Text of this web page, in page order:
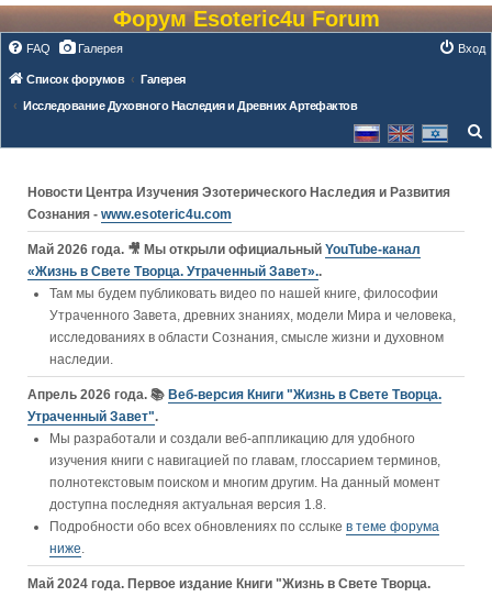
Форум Esoteric4u Forum
FAQ Галерея Вход
Список форумов
Галерея
Исследование Духовного Наследия и Древних Артефактов
Новости Центра Изучения Эзотерического Наследия и Развития
Сознания - www.esoteric4u.com
Май 2026 года. 🎥 Мы открыли официальный YouTube‑канал
«Жизнь в Свете Творца. Утраченный Завет»..
Там мы будем публиковать видео по нашей книге, философии
Утраченного Завета, древних знаниях, модели Мира и человека,
исследованиях в области Сознания, смысле жизни и духовном
наследии.
Апрель 2026 года. 📚 Веб-версия Книги "Жизнь в Свете Творца.
Утраченный Завет".
Мы разработали и создали веб-аппликацию для удобного
изучения книги c навигацией по главам, глоссарием терминов,
полнотекстовым поиском и многим другим. На данный момент
доступна последняя актуальная версия 1.8.
Подробности обо всех обновлениях по сслыке в теме форума
ниже.
Май 2024 года. Первое издание Книги "Жизнь в Свете Творца.